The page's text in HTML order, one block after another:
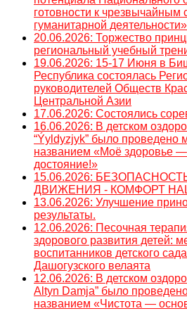
готовности к чрезвычайным
гуманитарной
20.06.2026: Торжество
региональный учебный
19.06.2026: 15-17 Июня в
Республика состоялась
руководителей Обществ
Центральной Азии
17.06.2026: Состоялись
16.06.2026: В детском
“Ýyldyzjyk” было проведено
названием «Моё здоровье
достояние!»
15.06.2026:
ДВИЖЕНИЯ - КОМФОРТ
13.06.2026: Улучшение
результаты.
12.06.2026: Песочная
здорового развития детей:
воспитанников детского
Дашогузского велаята
12.06.2026: В детском
Altyn Damja” было
названием «Чистота —